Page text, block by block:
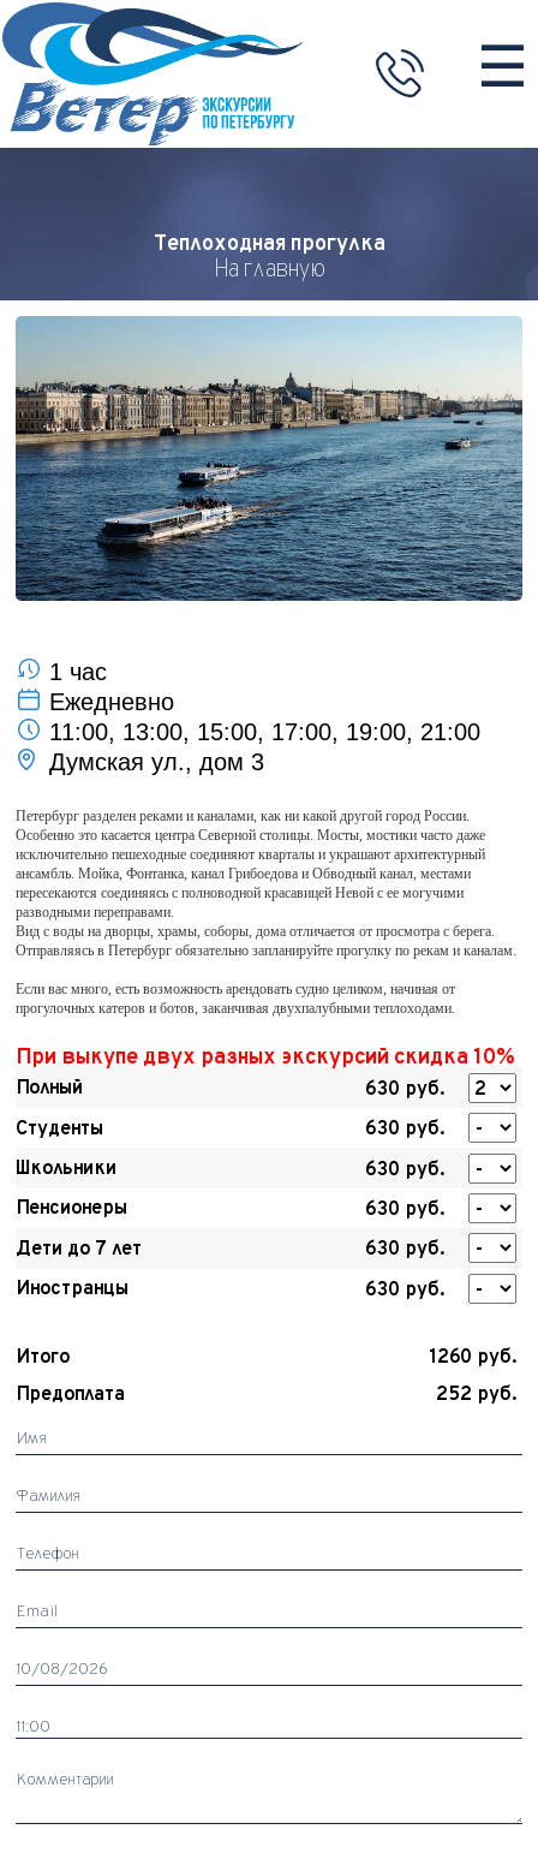
☰
Теплоходная прогулка
На главную
1 час
Ежедневно
11:00, 13:00, 15:00, 17:00, 19:00, 21:00
Думская ул., дом 3
Петербург разделен реками и каналами, как ни какой другой город России.
Особенно это касается центра Северной столицы. Мосты, мостики часто даже
исключительно пешеходные соединяют кварталы и украшают архитектурный
ансамбль. Мойка, Фонтанка, канал Грибоедова и Обводный канал, местами
пересекаются соединяясь с полноводной красавицей Невой с ее могучими
разводными переправами.
Вид с воды на дворцы, храмы, соборы, дома отличается от просмотра с берега.
Отправляясь в Петербург обязательно запланируйте прогулку по рекам и каналам.
Если вас много, есть возможность арендовать судно целиком, начиная от
прогулочных катеров и ботов, заканчивая двухпалубными теплоходами.
При выкупе двух разных экскурсий скидка 10%
Полный
630 руб.
Студенты
630 руб.
Школьники
630 руб.
Пенсионеры
630 руб.
Дети до 7 лет
630 руб.
Иностранцы
630 руб.
Итого
1260 руб.
Предоплата
252 руб.